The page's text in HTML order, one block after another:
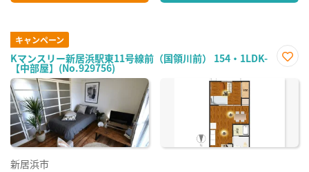
キャンペーン
Kマンスリー新居浜駅東11号線前（国領川前） 154・1LDK-
【中部屋】(No.929756)
に入
新居浜市